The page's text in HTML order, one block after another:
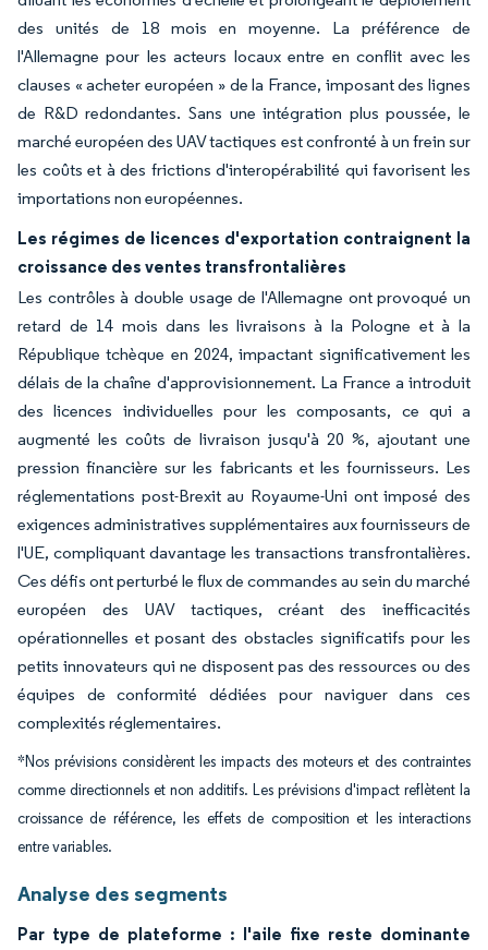
des unités de 18 mois en moyenne. La préférence de
l'Allemagne pour les acteurs locaux entre en conflit avec les
clauses « acheter européen » de la France, imposant des lignes
de R&D redondantes. Sans une intégration plus poussée, le
marché européen des UAV tactiques est confronté à un frein sur
les coûts et à des frictions d'interopérabilité qui favorisent les
importations non européennes.
Les régimes de licences d'exportation contraignent la
croissance des ventes transfrontalières
Les contrôles à double usage de l'Allemagne ont provoqué un
retard de 14 mois dans les livraisons à la Pologne et à la
République tchèque en 2024, impactant significativement les
délais de la chaîne d'approvisionnement. La France a introduit
des licences individuelles pour les composants, ce qui a
augmenté les coûts de livraison jusqu'à 20 %, ajoutant une
pression financière sur les fabricants et les fournisseurs. Les
réglementations post-Brexit au Royaume-Uni ont imposé des
exigences administratives supplémentaires aux fournisseurs de
l'UE, compliquant davantage les transactions transfrontalières.
Ces défis ont perturbé le flux de commandes au sein du marché
européen des UAV tactiques, créant des inefficacités
opérationnelles et posant des obstacles significatifs pour les
petits innovateurs qui ne disposent pas des ressources ou des
équipes de conformité dédiées pour naviguer dans ces
complexités réglementaires.
*Nos prévisions considèrent les impacts des moteurs et des contraintes
comme directionnels et non additifs. Les prévisions d'impact reflètent la
croissance de référence, les effets de composition et les interactions
entre variables.
Analyse des segments
Par type de plateforme : l'aile fixe reste dominante